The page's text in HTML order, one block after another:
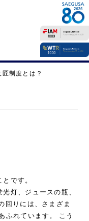
匠制度とは？
です。
灯、ジュースの瓶、
回りには、さまざま
ふれています。 こう